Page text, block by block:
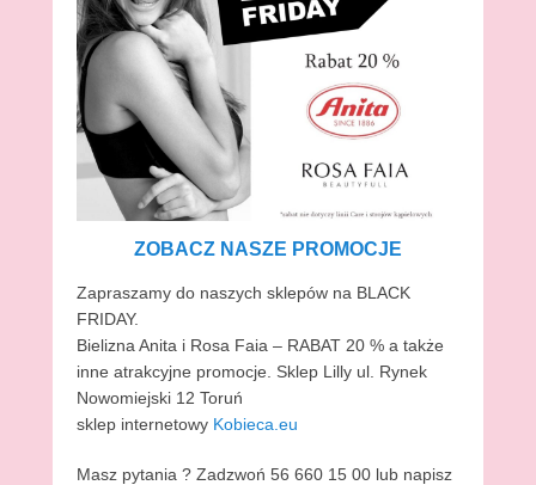
ZOBACZ NASZE PROMOCJE
Zapraszamy do naszych sklepów na BLACK
FRIDAY.
Bielizna Anita i Rosa Faia – RABAT 20 % a także
inne atrakcyjne promocje. Sklep Lilly ul. Rynek
Nowomiejski 12 Toruń
sklep internetowy Kobieca.eu
Masz pytania ? Zadzwoń 56 660 15 00 lub napisz